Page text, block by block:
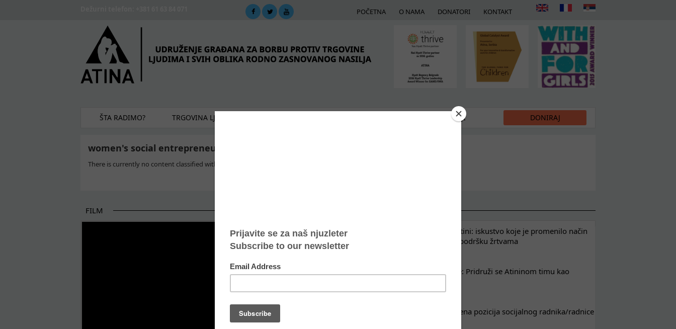
POČETNA O NAMA DONATORI KONTAKT
ŠTA RADIMO? TRGOVINA LJUDIMA MEDIJI DONIRAJ
women's social entrepreneurship
There is currently no content classified with this term.
FILM
Osam nedelja u Atini: iskustvo koje je promenilo način
na koji razumem podršku žrtvama
Tražimo pojačanje: Pridruži se Atininom timu kao
Prijavite se: otvorena pozicija socijalnog radnika/radnice